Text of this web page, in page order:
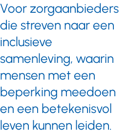
Voor zorgaanbieders
die streven naar een
inclusieve
samenleving, waarin
mensen met een
beperking meedoen
en een betekenisvol
leven kunnen leiden.